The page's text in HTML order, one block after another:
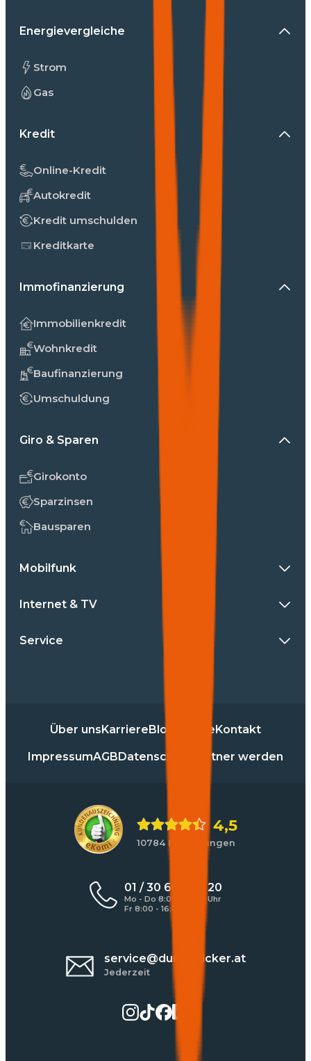
Energievergleiche
Strom
Gas
Kredit
Online-Kredit
Autokredit
Kredit umschulden
Kreditkarte
Immofinanzierung
Immobilienkredit
Wohnkredit
Baufinanzierung
Umschuldung
Giro & Sparen
Girokonto
Sparzinsen
Bausparen
Mobilfunk
Internet & TV
Service
Über unsKarriereBlog PresseKontakt
ImpressumAGBDatenschutz Partner werden
4,5
10784 Bewertungen
01 / 30 60 900 20
Mo - Do 8:00 - 17:00 Uhr
Fr 8:00 - 16:00 Uhr
service@durchblicker.at
Jederzeit